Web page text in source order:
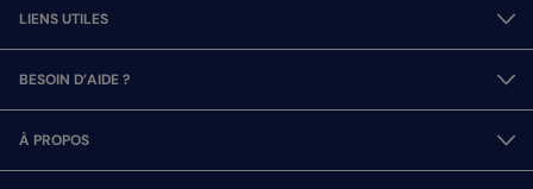
LIENS UTILES
BESOIN D’AIDE ?
À PROPOS